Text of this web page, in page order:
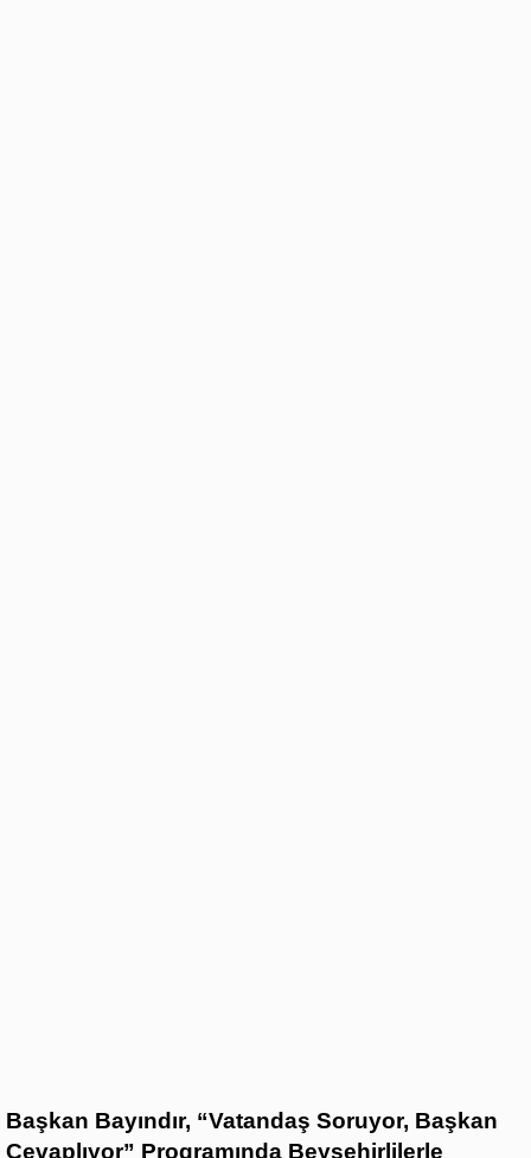
Başkan Bayındır, “Vatandaş Soruyor, Başkan
Cevaplıyor” Programında Beyşehirlilerle